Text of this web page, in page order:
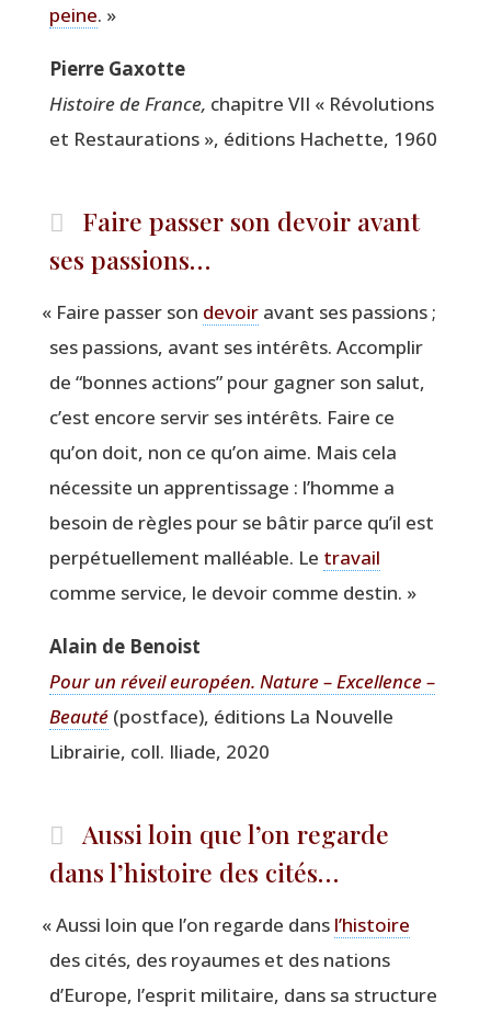
peine. »
Pierre Gaxotte
His­toire de France, cha­pitre VII « Révo­lu­tions
et Res­tau­ra­tions », édi­tions Hachette, 1960
Faire passer son devoir avant
ses passions…
« Faire pas­ser son devoir avant ses pas­sions ;
ses pas­sions, avant ses inté­rêts. Accom­plir
de “bonnes actions” pour gagner son salut,
c’est encore ser­vir ses inté­rêts. Faire ce
qu’on doit, non ce qu’on aime. Mais cela
néces­site un appren­tis­sage : l’homme a
besoin de règles pour se bâtir parce qu’il est
per­pé­tuel­le­ment mal­léable. Le tra­vail
comme ser­vice, le devoir comme destin. »
Alain de Benoist
Pour un réveil euro­péen. Nature – Excel­lence –
Beau­té(post­face), édi­tions La Nou­velle
Librai­rie, coll. Iliade, 2020
Aussi loin que l’on regarde
dans l’histoire des cités…
«Aus­si loin que l’on regarde dans l’histoire
des cités, des royaumes et des nations
d’Europe, l’esprit mili­taire, dans sa struc­ture